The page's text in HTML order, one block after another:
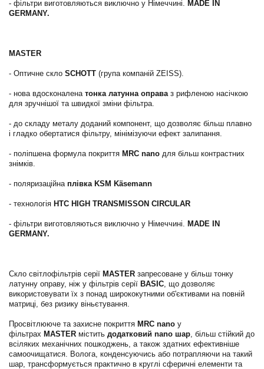
- фільтри виготовляються виключно у Німеччині. MADE IN
GERMANY.
MASTER
- Оптичне скло SCHOTT (група компаній ZEISS).
- нова вдосконалена тонка латунна оправаз рифленою насічкою
для зручнішої та швидкої зміни фільтра.
- до складу металу доданий компонент, що дозволяє більш плавно
і гладко обертатися фільтру, мінімізуючи ефект залипання.
- поліпшена формула покриття MRC nano для більш контрастних
знімків.
- поляризаційна плівка KSM Käsemann
- технологія HTC HIGH TRANSMISSON CIRCULAR
- фільтри виготовляються виключно у Німеччині. MADE IN
GERMANY.
Скло світлофільтрів серії MASTER запресоване у більш тонку
латунну оправу, ніж у фільтрів серії BASIC, що дозволяє
використовувати їх з понад ширококутними об'єктивами на повній
матриці, без ризику віньєтування.
Просвітлююче та захисне покриття MRC nano у
фільтрах MASTER містить додатковий nano шар, більш стійкий до
всіляких механічних пошкоджень, а також здатних ефективніше
самоочищатися. Волога, конденсуючись або потрапляючи на такий
шар, трансформується практично в круглі сферичні елементи та